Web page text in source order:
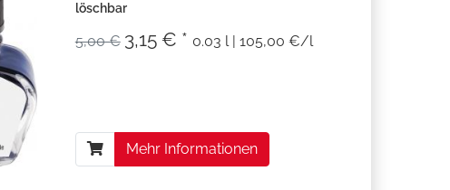
löschbar
5,00 € 3,15 € * 0.03 l | 105,00 €/l
Mehr Informationen